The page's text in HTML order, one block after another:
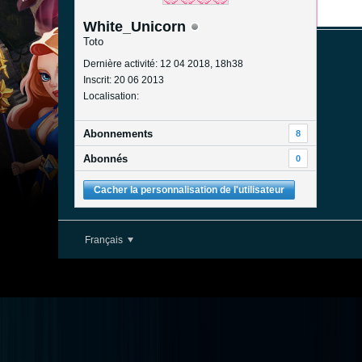
White_Unicorn
Toto
Dernière activité: 12 04 2018, 18h38
Inscrit: 20 06 2013
Localisation:
Abonnements 8
Abonnés 0
Cacher la personnalisation de l'utilisateur
Français